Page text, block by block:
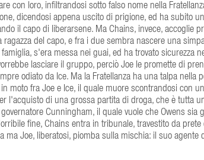
con loro, infiltrandosi sotto falso nome nella
dicendosi appena uscito di prigione, ed ha subito
il capo di liberarsene. Ma Chains, invece, accoglie
ragazza del capo, e fra i due sembra nascere una
s'era messa nei guai, ed ha trovato sicurezza
lasciare il gruppo, perciò Joe le promette di
odiato da Ice. Ma la Fratellanza ha una talpa nella
moto fra Joe e Ice, il quale muore scontrandosi con
l'acquisto di una grossa partita di droga, che è tutta
Cunningham, il quale vuole che Owens sia
fine, Chains entra in tribunale, travestito da
ma Joe, liberatosi, piomba sulla mischia: il suo